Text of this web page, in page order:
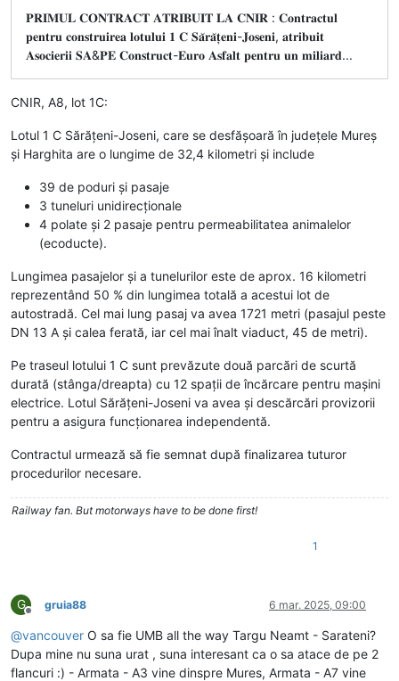
𝐏𝐑𝐈𝐌𝐔𝐋 𝐂𝐎𝐍𝐓𝐑𝐀𝐂𝐓 𝐀𝐓𝐑𝐈𝐁𝐔𝐈𝐓 𝐋𝐀 𝐂𝐍𝐈𝐑 : 𝐂𝐨𝐧𝐭𝐫𝐚𝐜𝐭𝐮𝐥
𝐩𝐞𝐧𝐭𝐫𝐮 𝐜𝐨𝐧𝐬𝐭𝐫𝐮𝐢𝐫𝐞𝐚 𝐥𝐨𝐭𝐮𝐥𝐮𝐢 𝟏 𝐂 𝐒𝐚̆𝐫𝐚̆𝐭̦𝐞𝐧𝐢-𝐉𝐨𝐬𝐞𝐧𝐢, 𝐚𝐭𝐫𝐢𝐛𝐮𝐢𝐭
𝐀𝐬𝐨𝐜𝐢𝐞𝐫𝐢𝐢 𝐒𝐀&𝐏𝐄 𝐂𝐨𝐧𝐬𝐭𝐫𝐮𝐜𝐭-𝐄𝐮𝐫𝐨 𝐀𝐬𝐟𝐚𝐥𝐭 𝐩𝐞𝐧𝐭𝐫𝐮 𝐮𝐧 𝐦𝐢𝐥𝐢𝐚𝐫𝐝...
CNIR, A8, lot 1C:
Lotul 1 C Sărățeni-Joseni, care se desfășoară în județele Mureș
și Harghita are o lungime de 32,4 kilometri și include
39 de poduri și pasaje
3 tuneluri unidirecționale
4 polate și 2 pasaje pentru permeabilitatea animalelor
(ecoducte).
Lungimea pasajelor și a tunelurilor este de aprox. 16 kilometri
reprezentând 50 % din lungimea totală a acestui lot de
autostradă. Cel mai lung pasaj va avea 1721 metri (pasajul peste
DN 13 A și calea ferată, iar cel mai înalt viaduct, 45 de metri).
Pe traseul lotului 1 C sunt prevăzute două parcări de scurtă
durată (stânga/dreapta) cu 12 spații de încărcare pentru mașini
electrice. Lotul Sărățeni-Joseni va avea și descărcări provizorii
pentru a asigura funcționarea independentă.
Contractul urmează să fie semnat după finalizarea tuturor
procedurilor necesare.
Railway fan. But motorways have to be done first!
1
G
Deconectat
gruia88 6 mar. 2025, 09:00
@vancouver O sa fie UMB all the way Targu Neamt - Sarateni?
Dupa mine nu suna urat , suna interesant ca o sa atace de pe 2
flancuri :) - Armata - A3 vine dinspre Mures, Armata - A7 vine